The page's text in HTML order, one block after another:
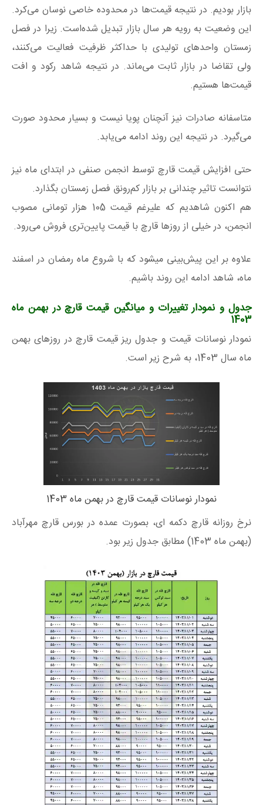
بازار بودیم. در نتیجه قیمت‌ها در محدوده خاصی نوسان می‌کرد.
این وضعیت به رویه هر سال بازار تبدیل شده‌است. زیرا در فصل
زمستان واحدهای تولیدی با حداکثر ظرفیت فعالیت می‌کنند،
ولی تقاضا در بازار ثابت می‌ماند. در نتیجه شاهد رکود و افت
قیمت‌ها هستیم.
متاسفانه صادرات نیز آنچنان پویا نیست و بسیار محدود صورت
می‌گیرد. در نتیجه این روند ادامه می‌یابد.
حتی افزایش قیمت قارچ توسط انجمن صنفی در ابتدای ماه نیز
نتوانست تاثیر چندانی بر بازار کم‌رونق فصل زمستان بگذارد.
هم اکنون شاهدیم که علیرغم قیمت 105 هزار تومانی مصوب
انجمن، در خیلی از روزها قارچ با قیمت پایین‌تری فروش می‌رود.
علاوه بر این پیش‌بینی میشود که با شروع ماه رمضان در اسفند
ماه، شاهد ادامه این روند باشیم.
جدول و نمودار تغییرات و میانگین قیمت قارچ در بهمن ماه
1403
نمودار نوسانات قیمت و جدول ریز قیمت قارچ در روزهای بهمن
ماه سال 1403، به شرح زیر است.
نمودار نوسانات قیمت قارچ در بهمن ماه 1403
نرخ روزانه قارچ دکمه ای، بصورت عمده در بورس قارچ مهرآباد
(بهمن ماه 1403) مطابق جدول زیر بود.